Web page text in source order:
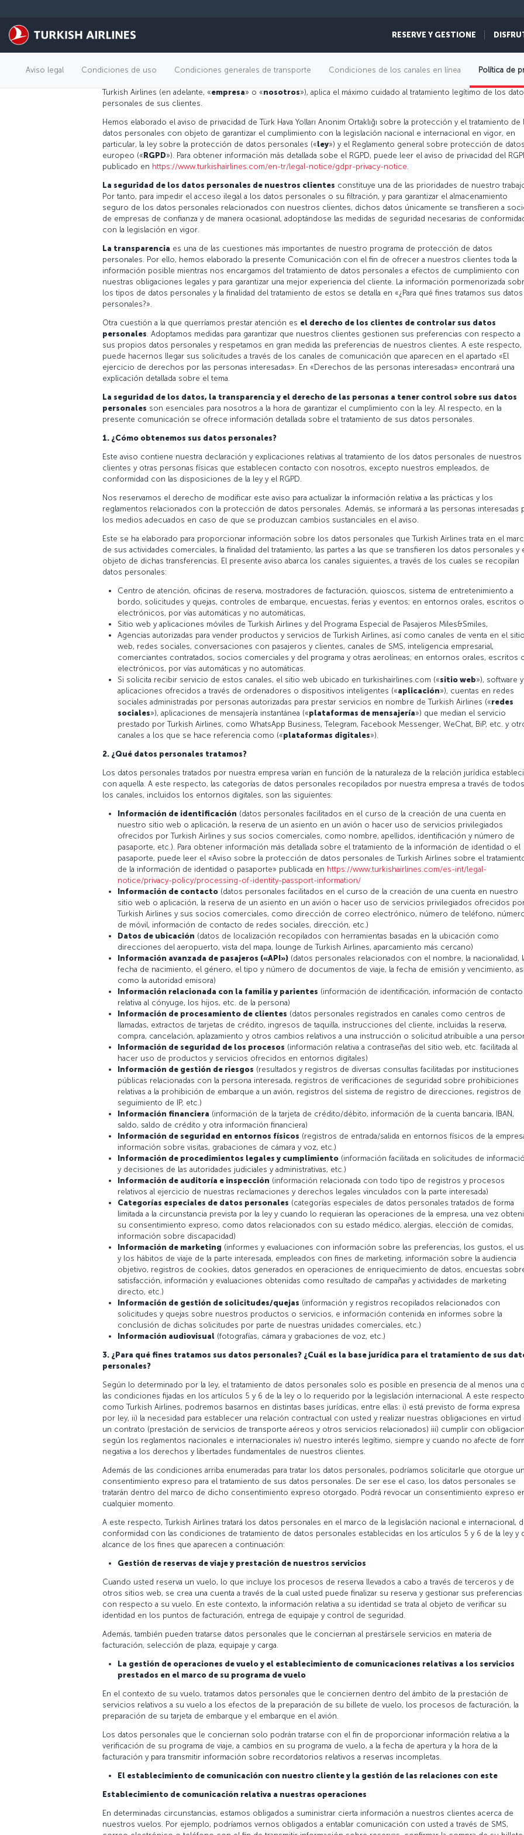
RESERVE Y GESTIONE
Aviso legal Condiciones de uso Condiciones generales de transporte Condiciones de los canales en línea Política de
personales
Turkish Airlines (en adelante, «empresa» o «nosotros»), aplica el máximo cuidado al tratamiento legítimo de los
personales de sus clientes.
Hemos elaborado el aviso de privacidad de Türk Hava Yolları Anonim Ortaklığı sobre la protección y el tratamiento de
datos personales con objeto de garantizar el cumplimiento con la legislación nacional e internacional en vigor, en
particular, la ley sobre la protección de datos personales («ley») y el Reglamento general sobre protección de datos
europeo («RGPD»). Para obtener información más detallada sobe el RGPD, puede leer el aviso de privacidad del
publicado en https://www.turkishairlines.com/en-tr/legal-notice/gdpr-privacy-notice
La seguridad de los datos personales de nuestros clientes constituye una de las prioridades de nuestro
Por tanto, para impedir el acceso ilegal a los datos personales o su filtración, y para garantizar el almacenamiento
seguro de los datos personales relacionados con nuestros clientes, dichos datos únicamente se transfieren a
de empresas de confianza y de manera ocasional, adoptándose las medidas de seguridad necesarias de
con la legislación en vigor.
La transparencia es una de las cuestiones más importantes de nuestro programa de protección de datos
personales. Por ello, hemos elaborado la presente Comunicación con el fin de ofrecer a nuestros clientes toda la
información posible mientras nos encargamos del tratamiento de datos personales a efectos de cumplimiento con
nuestras obligaciones legales y para garantizar una mejor experiencia del cliente. La información pormenorizada
los tipos de datos personales y la finalidad del tratamiento de estos se detalla en «¿Para qué fines tratamos sus datos
personales?».
Otra cuestión a la que querríamos prestar atención es el derecho de los clientes de controlar sus datos
personales . Adoptamos medidas para garantizar que nuestros clientes gestionen sus preferencias con respecto a
sus propios datos personales y respetamos en gran medida las preferencias de nuestros clientes. A este respecto,
puede hacernos llegar sus solicitudes a través de los canales de comunicación que aparecen en el apartado «El
ejercicio de derechos por las personas interesadas». En «Derechos de las personas interesadas» encontrará una
explicación detallada sobre el tema.
La seguridad de los datos, la transparencia y el derecho de las personas a tener control sobre sus datos
personales son esenciales para nosotros a la hora de garantizar el cumplimiento con la ley. Al respecto, en la
presente comunicación se ofrece información detallada sobre el tratamiento de sus datos personales.
1. ¿Cómo obtenemos sus datos personales?
Este aviso contiene nuestra declaración y explicaciones relativas al tratamiento de los datos personales de nuestros
clientes y otras personas físicas que establecen contacto con nosotros, excepto nuestros empleados, de
conformidad con las disposiciones de la ley y el RGPD.
Nos reservamos el derecho de modificar este aviso para actualizar la información relativa a las prácticas y los
reglamentos relacionados con la protección de datos personales. Además, se informará a las personas interesadas
los medios adecuados en caso de que se produzcan cambios sustanciales en el aviso.
Este se ha elaborado para proporcionar información sobre los datos personales que Turkish Airlines trata en el
de sus actividades comerciales, la finalidad del tratamiento, las partes a las que se transfieren los datos personales y
objeto de dichas transferencias. El presente aviso abarca los canales siguientes, a través de los cuales se recopilan
datos personales:
Centro de atención, oficinas de reserva, mostradores de facturación, quioscos, sistema de entretenimiento a
bordo, solicitudes y quejas, controles de embarque, encuestas, ferias y eventos; en entornos orales, escritos o
electrónicos, por vías automáticas y no automáticas,
Sitio web y aplicaciones móviles de Turkish Airlines y del Programa Especial de Pasajeros Miles&Smiles,
Agencias autorizadas para vender productos y servicios de Turkish Airlines, así como canales de venta en el sitio
web, redes sociales, conversaciones con pasajeros y clientes, canales de SMS, inteligencia empresarial,
comerciantes contratados, socios comerciales y del programa y otras aerolíneas; en entornos orales, escritos
electrónicos, por vías automáticas y no automáticas.
Si solicita recibir servicio de estos canales, el sitio web ubicado en turkishairlines.com («sitio web»), software y
aplicaciones ofrecidos a través de ordenadores o dispositivos inteligentes («aplicación»), cuentas en redes
sociales administradas por personas autorizadas para prestar servicios en nombre de Turkish Airlines («redes
sociales»), aplicaciones de mensajería instantánea («plataformas de mensajería») que median el servicio
prestado por Turkish Airlines, como WhatsApp Business, Telegram, Facebook Messenger, WeChat, BiP, etc. y
canales a los que se hace referencia como («plataformas digitales»).
2. ¿Qué datos personales tratamos?
Los datos personales tratados por nuestra empresa varían en función de la naturaleza de la relación jurídica
con aquella. A este respecto, las categorías de datos personales recopilados por nuestra empresa a través de todos
los canales, incluidos los entornos digitales, son las siguientes:
Información de identificación (datos personales facilitados en el curso de la creación de una cuenta en
nuestro sitio web o aplicación, la reserva de un asiento en un avión o hacer uso de servicios privilegiados
ofrecidos por Turkish Airlines y sus socios comerciales, como nombre, apellidos, identificación y número de
pasaporte, etc.). Para obtener información más detallada sobre el tratamiento de la información de identidad o el
pasaporte, puede leer el «Aviso sobre la protección de datos personales de Turkish Airlines sobre el
de la información de identidad o pasaporte» publicada en https://www.turkishairlines.com/es-int/legal-
notice/privacy-policy/processing-of-identity-passport-information/
Información de contacto (datos personales facilitados en el curso de la creación de una cuenta en nuestro
sitio web o aplicación, la reserva de un asiento en un avión o hacer uso de servicios privilegiados ofrecidos
Turkish Airlines y sus socios comerciales, como dirección de correo electrónico, número de teléfono,
de móvil, información de contacto de redes sociales, dirección, etc.)
Datos de ubicación (datos de localización recopilados con herramientas basadas en la ubicación como
direcciones del aeropuerto, vista del mapa, lounge de Turkish Airlines, aparcamiento más cercano)
Información avanzada de pasajeros («API») (datos personales relacionados con el nombre, la nacionalidad,
fecha de nacimiento, el género, el tipo y número de documentos de viaje, la fecha de emisión y vencimiento,
como la autoridad emisora)
Información relacionada con la familia y parientes (información de identificación, información de contacto
relativa al cónyuge, los hijos, etc. de la persona)
Información de procesamiento de clientes (datos personales registrados en canales como centros de
llamadas, extractos de tarjetas de crédito, ingresos de taquilla, instrucciones del cliente, incluidas la reserva,
compra, cancelación, aplazamiento y otros cambios relativos a una instrucción o solicitud atribuible a una
Información de seguridad de los procesos (información relativa a contraseñas del sitio web, etc. facilitada al
hacer uso de productos y servicios ofrecidos en entornos digitales)
Información de gestión de riesgos (resultados y registros de diversas consultas facilitadas por instituciones
públicas relacionadas con la persona interesada, registros de verificaciones de seguridad sobre prohibiciones
relativas a la prohibición de embarque a un avión, registros del sistema de registro de direcciones, registros de
seguimiento de IP, etc.)
Información financiera (información de la tarjeta de crédito/débito, información de la cuenta bancaria, IBAN,
saldo, saldo de crédito y otra información financiera)
Información de seguridad en entornos físicos (registros de entrada/salida en entornos físicos de la
información sobre visitas, grabaciones de cámara y voz, etc.)
Información de procedimientos legales y cumplimiento (información facilitada en solicitudes de
y decisiones de las autoridades judiciales y administrativas, etc.)
Información de auditoría e inspección (información relacionada con todo tipo de registros y procesos
relativos al ejercicio de nuestras reclamaciones y derechos legales vinculados con la parte interesada)
Categorías especiales de datos personales (categorías especiales de datos personales tratados de forma
limitada a la circunstancia prevista por la ley y cuando lo requieran las operaciones de la empresa, una vez
su consentimiento expreso, como datos relacionados con su estado médico, alergias, elección de comidas,
información sobre discapacidad)
Información de marketing (informes y evaluaciones con información sobre las preferencias, los gustos, el
y los hábitos de viaje de la parte interesada, empleados con fines de marketing, información sobre la audiencia
objetivo, registros de cookies, datos generados en operaciones de enriquecimiento de datos, encuestas
satisfacción, información y evaluaciones obtenidas como resultado de campañas y actividades de marketing
directo, etc.)
Información de gestión de solicitudes/quejas (información y registros recopilados relacionados con
solicitudes y quejas sobre nuestros productos o servicios, e información contenida en informes sobre la
conclusión de dichas solicitudes por parte de nuestras unidades comerciales, etc.)
Información audiovisual (fotografías, cámara y grabaciones de voz, etc.)
3. ¿Para qué fines tratamos sus datos personales? ¿Cuál es la base jurídica para el tratamiento de sus
personales?
Según lo determinado por la ley, el tratamiento de datos personales solo es posible en presencia de al menos una
las condiciones fijadas en los artículos 5 y 6 de la ley o lo requerido por la legislación internacional. A este
como Turkish Airlines, podremos basarnos en distintas bases jurídicas, entre ellas: i) está previsto de forma expresa
por ley, ii) la necesidad para establecer una relación contractual con usted y realizar nuestras obligaciones en virtud
un contrato (prestación de servicios de transporte aéreos y otros servicios relacionados) iii) cumplir con
según los reglamentos nacionales e internacionales iv) nuestro interés legítimo, siempre y cuando no afecte de
negativa a los derechos y libertades fundamentales de nuestros clientes.
Además de las condiciones arriba enumeradas para tratar los datos personales, podríamos solicitarle que otorgue un
consentimiento expreso para el tratamiento de sus datos personales. De ser ese el caso, los datos personales se
tratarán dentro del marco de dicho consentimiento expreso otorgado. Podrá revocar un consentimiento expreso
cualquier momento.
A este respecto, Turkish Airlines tratará los datos personales en el marco de la legislación nacional e internacional,
conformidad con las condiciones de tratamiento de datos personales establecidas en los artículos 5 y 6 de la ley y
alcance de los fines que aparecen a continuación:
Gestión de reservas de viaje y prestación de nuestros servicios
Cuando usted reserva un vuelo, lo que incluye los procesos de reserva llevados a cabo a través de terceros y de
otros sitios web, se crea una cuenta a través de la cual usted puede finalizar su reserva y gestionar sus preferencias
con respecto a su vuelo. En este contexto, la información relativa a su identidad se trata al objeto de verificar su
identidad en los puntos de facturación, entrega de equipaje y control de seguridad.
Además, también pueden tratarse datos personales que le conciernan al prestársele servicios en materia de
facturación, selección de plaza, equipaje y carga.
La gestión de operaciones de vuelo y el establecimiento de comunicaciones relativas a los servicios
prestados en el marco de su programa de vuelo
En el contexto de su vuelo, tratamos datos personales que le conciernen dentro del ámbito de la prestación de
servicios relativos a su vuelo a los efectos de la preparación de su billete de vuelo, los procesos de facturación, la
preparación de su tarjeta de embarque y el embarque en el avión.
Los datos personales que le conciernan solo podrán tratarse con el fin de proporcionar información relativa a la
verificación de su programa de viaje, a cambios en su programa de vuelo, a la fecha de apertura y la hora de la
facturación y para transmitir información sobre recordatorios relativos a reservas incompletas.
El establecimiento de comunicación con nuestro cliente y la gestión de las relaciones con este
Establecimiento de comunicación relativa a nuestras operaciones
En determinadas circunstancias, estamos obligados a suministrar cierta información a nuestros clientes acerca de
nuestros vuelos. Por ejemplo, podríamos vernos obligados a entablar comunicación con usted a través de SMS,